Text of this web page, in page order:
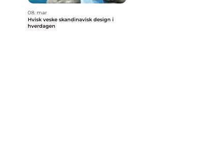
08. mar
Hvisk veske skandinavisk design i
hverdagen